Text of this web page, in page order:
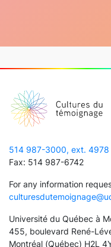
514 987-3000, ext. 4978
Fax: 514 987-6742
For any information
Université du Québec à
455, boulevard René-
Montréal (Québec) H2L